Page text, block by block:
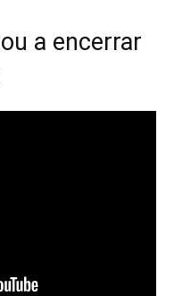
a encerrar